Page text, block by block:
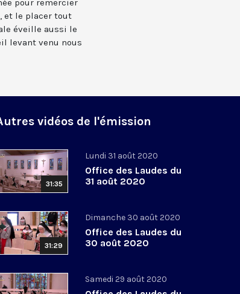
pour remercier
et le placer tout
éveille aussi le
levant venu nous
vidéos de l'émission
31:35
Lundi 31 août 2020
Office des Laudes du
31 août 2020
31:29
Dimanche 30 août 2020
Office des Laudes du
30 août 2020
Samedi 29 août 2020